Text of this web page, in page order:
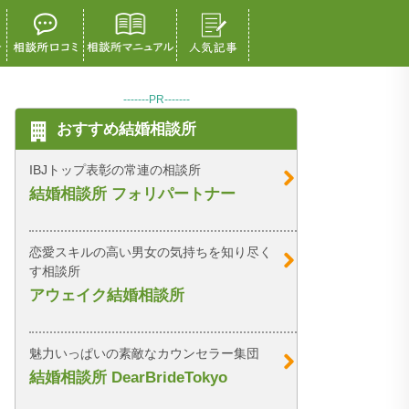
-------PR-------
おすすめ結婚相談所
IBJトップ表彰の常連の相談所
結婚相談所 フォリパートナー
恋愛スキルの高い男女の気持ちを知り尽く
す相談所
アウェイク結婚相談所
魅力いっぱいの素敵なカウンセラー集団
結婚相談所 DearBrideTokyo